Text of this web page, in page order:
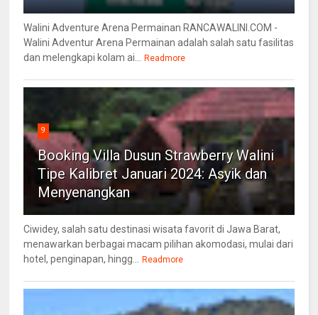
Walini Adventure Arena Permainan RANCAWALINI.COM -
Walini Adventur Arena Permainan adalah salah satu fasilitas
dan melengkapi kolam ai...
Readmore
9
Booking Villa Dusun Strawberry Walini
Tipe Kalibret Januari 2024: Asyik dan
Menyenangkan
Ciwidey, salah satu destinasi wisata favorit di Jawa Barat,
menawarkan berbagai macam pilihan akomodasi, mulai dari
hotel, penginapan, hingg...
Readmore